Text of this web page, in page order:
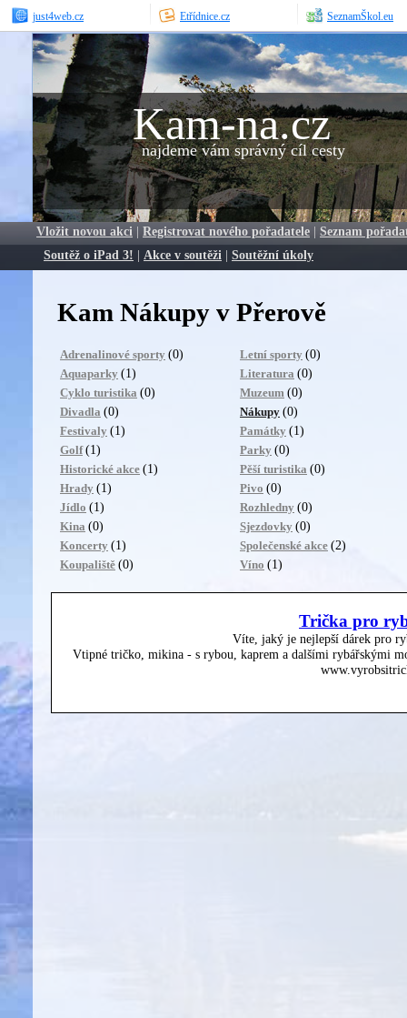
just4web.cz Etřídnice.cz SeznamŠkol.eu
Kam-na.cz
najdeme vám správný cíl cesty
Vložit novou akci | Registrovat nového pořadatele | Seznam
Soutěž o iPad 3! | Akce v soutěži | Soutěžní úkoly
Kam Nákupy v Přerově
Adrenalinové sporty (0)
Aquaparky (1)
Cyklo turistika (0)
Divadla (0)
Festivaly (1)
Golf (1)
Historické akce (1)
Hrady (1)
Jídlo (1)
Kina (0)
Koncerty (1)
Koupaliště (0)
Letní sporty (0)
Literatura (0)
Muzeum (0)
Nákupy (0)
Památky (1)
Parky (0)
Pěší turistika (0)
Pivo (0)
Rozhledny (0)
Sjezdovky (0)
Společenské akce (2)
Víno (1)
Trička pro
Víte, jaký je nejlepší dárek pro
Vtipné tričko, mikina - s rybou, kaprem a dalšími rybářskými